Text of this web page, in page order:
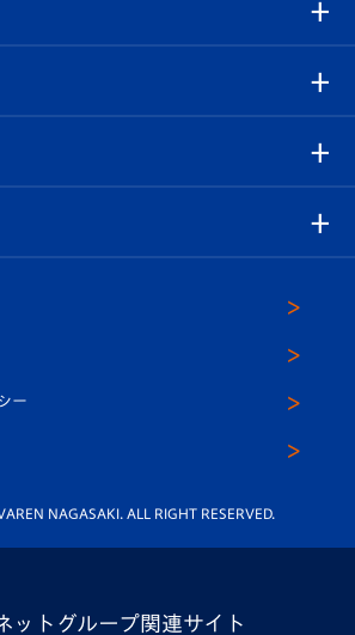
ル
崎おもてなしガイド
ンクラブ）
ート
プ
せ
スタグラム
ー
NAGASAKI. ALL RIGHT RESERVED.
ットグループ関連サイト